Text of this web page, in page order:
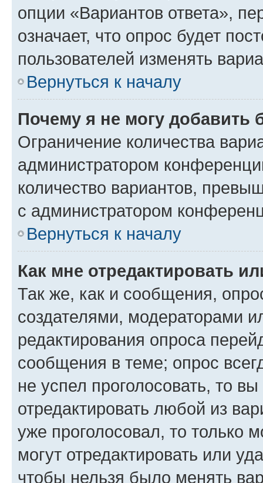
опции «Вариантов ответа»,
означает, что опрос будет
пользователей изменять
Вернуться к началу
Почему я не могу добавить
Ограничение количества
администратором
количество вариантов,
с администратором
Вернуться к началу
Как мне отредактировать
Так же, как и сообщения,
создателями, модераторами
редактирования опроса
сообщения в теме; опрос
не успел проголосовать, то
отредактировать любой из
уже проголосовал, то только
могут отредактировать или
чтобы нельзя было менять